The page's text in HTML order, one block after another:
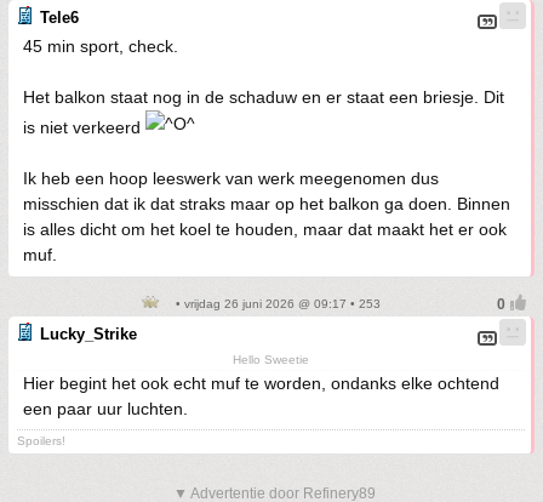
Tele6
45 min sport, check.
Het balkon staat nog in de schaduw en er staat een briesje. Dit
is niet verkeerd
Ik heb een hoop leeswerk van werk meegenomen dus
misschien dat ik dat straks maar op het balkon ga doen. Binnen
is alles dicht om het koel te houden, maar dat maakt het er ook
muf.
• vrijdag 26 juni 2026 @ 09:17 • 253
Lucky_Strike
Hello Sweetie
Hier begint het ook echt muf te worden, ondanks elke ochtend
een paar uur luchten.
Spoilers!
▼ Advertentie door Refinery89